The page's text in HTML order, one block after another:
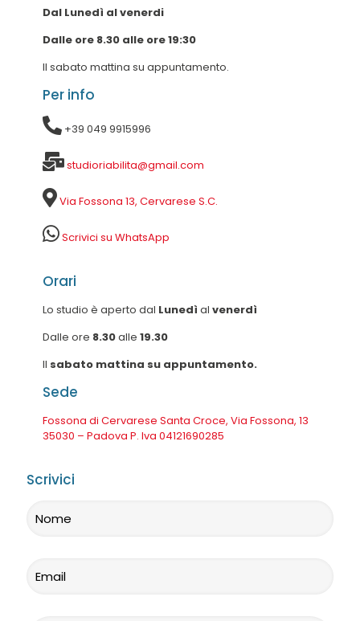
Dal Lunedì al venerdi
Dalle ore 8.30 alle ore 19:30
Il sabato mattina su appuntamento.
Per info
+39 049 9915996
studioriabilita@gmail.com
Via Fossona 13, Cervarese S.C.
Scrivici su WhatsApp
Orari
Lo studio è aperto dal Lunedì al venerdì
Dalle ore 8.30alle 19.30
Il sabato mattina su appuntamento.
Sede
Fossona di Cervarese Santa Croce, Via Fossona, 13
35030 – Padova P. Iva 04121690285
Scrivici